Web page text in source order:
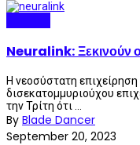
Neuralink: Ξεκινούν
Η νεοσύστατη
δισεκατομμυριούχου
την Τρίτη ότι ...
By Blade Dancer
September 20, 2023